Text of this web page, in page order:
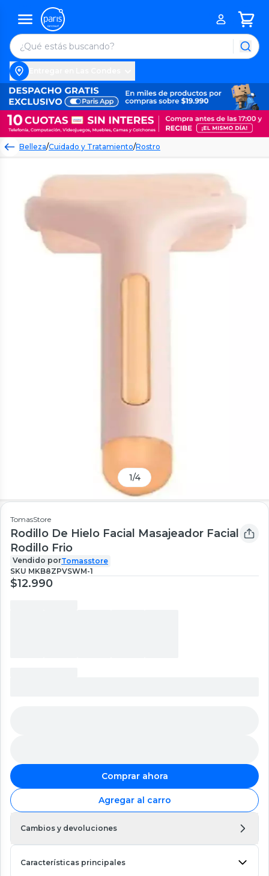
Belleza/Cuidado y Tratamiento/Rostro
1/4
TomasStore
Rodillo De Hielo Facial Masajeador Facial
Rodillo Frio
Vendido porTomasstore
SKU MKB8ZPVSWM-1
$12.990
Comprar ahora
Agregar al carro
Cambios y devoluciones
Características principales